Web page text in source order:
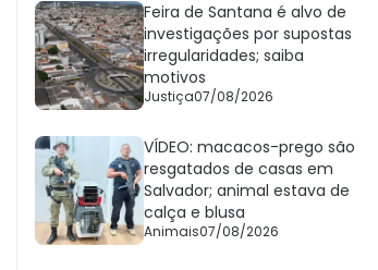
Feira de Santana é alvo de
investigações por supostas
irregularidades; saiba
motivos
Justiça07/08/2026
VÍDEO: macacos-prego são
resgatados de casas em
Salvador; animal estava de
calça e blusa
Animais07/08/2026